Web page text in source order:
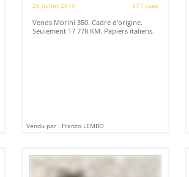
26 juillet 2019
577 vues
Vends Morini 350. Cadre d'origine.
Seulement 17 778 KM. Papiers italiens.
Vendu par : Franco LEMBO